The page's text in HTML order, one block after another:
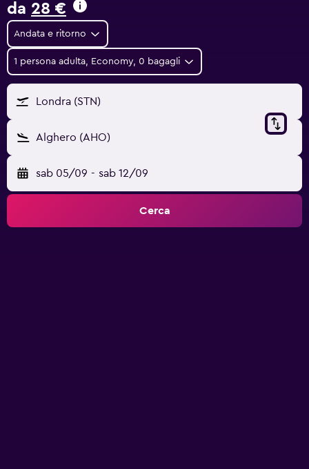
da 28 €
Andata e ritorno
1 persona adulta, Economy, 0 bagagli
Londra (STN)
Alghero (AHO)
sab 05/09 - sab 12/09
Cerca